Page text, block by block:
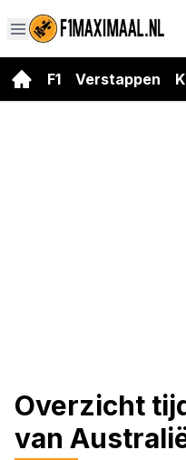
F1 Verstappen
Overzicht
van